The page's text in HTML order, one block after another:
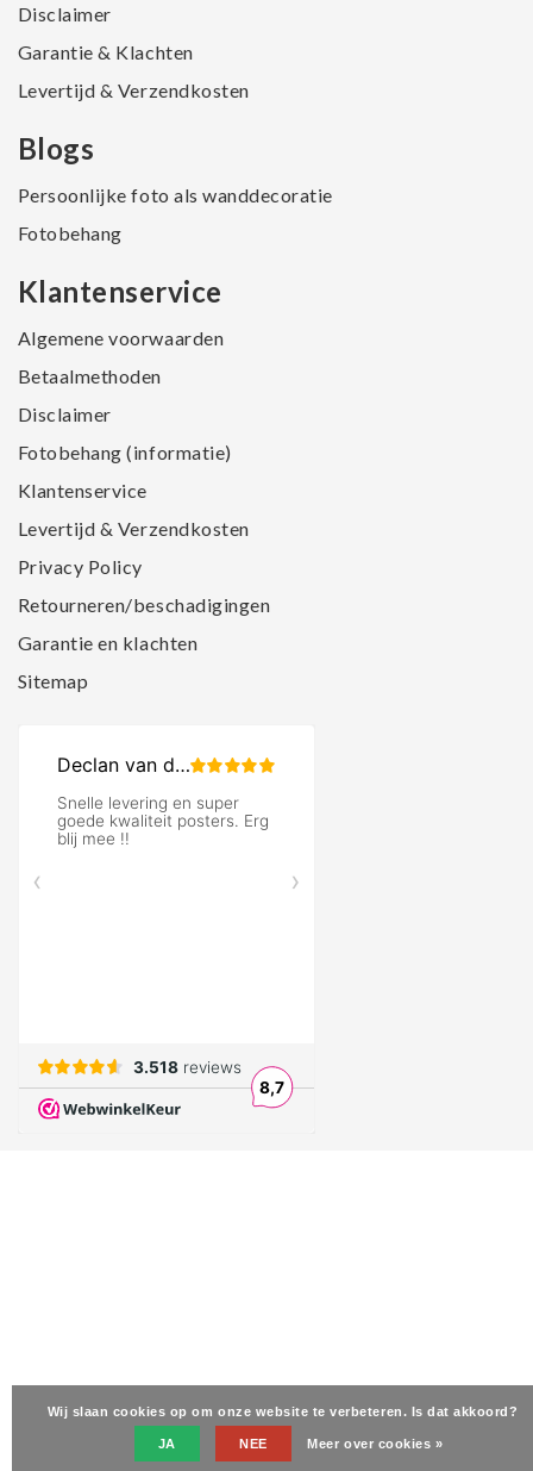
Disclaimer
Garantie & Klachten
Levertijd & Verzendkosten
Blogs
Persoonlijke foto als wanddecoratie
Fotobehang
Klantenservice
Algemene voorwaarden
Betaalmethoden
Disclaimer
Fotobehang (informatie)
Klantenservice
Levertijd & Verzendkosten
Privacy Policy
Retourneren/beschadigingen
Garantie en klachten
Sitemap
Wij slaan cookies op om onze website te verbeteren. Is dat akkoord?
JA NEE Meer over cookies »